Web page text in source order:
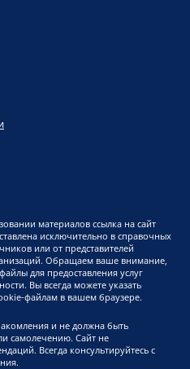
материалов ссылка на сайт
исключительно в справочных
или от представителей
Обращаем ваше внимание,
для предоставления услуг
Вы всегда можете указать
файлам в вашем браузере.
и не должна быть
самолечению. Сайт не
Всегда консультируйтесь с